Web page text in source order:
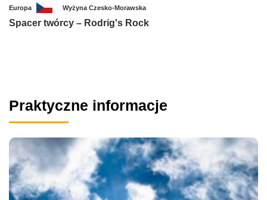
Europa Wyżyna Czesko-Morawska
Spacer twórcy – Rodrig's Rock
Praktyczne informacje